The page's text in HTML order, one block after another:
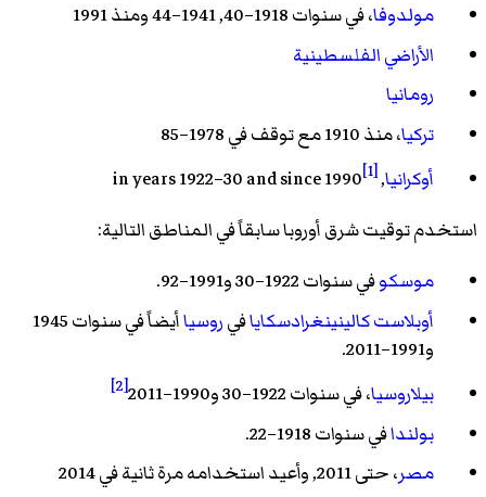
مولدوفا، في سنوات 1918–40, 1941–44 ومنذ 1991
الأراضي الفلسطينية
رومانيا
تركيا، منذ 1910 مع توقف في 1978–85
أوكرانيا, in years 1922–30 and since 1990
[1]
استخدم توقيت شرق أوروبا سابقاً في المناطق التالية:
موسكوفي سنوات 1922–30 و1991–92.
أوبلاست كالينينغرادسكايافيروسيا
أيضاً في سنوات 1945
و1991–2011.
بيلاروسيا، في سنوات 1922–30 و1990–2011 [2]
بولندافي سنوات 1918–22.
مصر، حتى 2011, وأعيد استخدامه مرة ثانية في 2014